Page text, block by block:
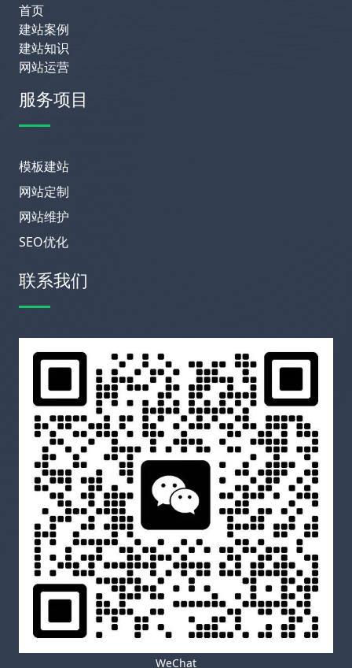
首页
建站案例
建站知识
网站运营
服务项目
模板建站
网站定制
网站维护
SEO优化
联系我们
WeChat